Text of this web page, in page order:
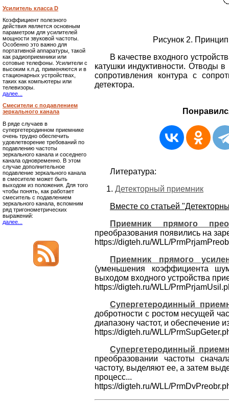
Усилитель класса D
Коэффициент полезного
действия является основным
параметром для усилителей
мощности звуковой частоты.
Особенно это важно для
портативной аппаратуры, такой
как радиоприемники или
сотовые телефоны. Усилители с
высоким к.п.д. применяются и в
стационарных устройствах,
таких как компьютеры или
телевизоры.
далее...
Смесители с подавлением
зеркального канала
В ряде случаев в
супергетеродинном приемнике
очень трудно обеспечить
удовлетворение требований по
подавлению частоты
зеркального канала и соседнего
канала одновременно. В этом
случае дополнительное
подавление зеркального канала
в смесителе может быть
выходом из положения. Для того
чтобы понять, как работает
смеситель с подавлением
зеркального канала, вспомним
ряд тригонометрических
выражений:
далее...
Рисунок 2.
В качестве входного
катушки индуктивности. Отводы
сопротивления контура с
детектора.
Литература:
Детекторный приемник
Вместе со статьей
Приемник прямого
преобразования появились на
https://digteh.ru/WLL/
Приемник прямого
(уменьшения коэффициента
выходом входного устройства
https://digteh.ru/WLL/
Супергетеродинный
добротности с ростом несущей
диапазону частот, и обеспечение
https://digteh.ru/WLL/
Супергетеродинный
преобразовании частоты
частоту, выделяют ее, а затем
процесс...
https://digteh.ru/WLL/